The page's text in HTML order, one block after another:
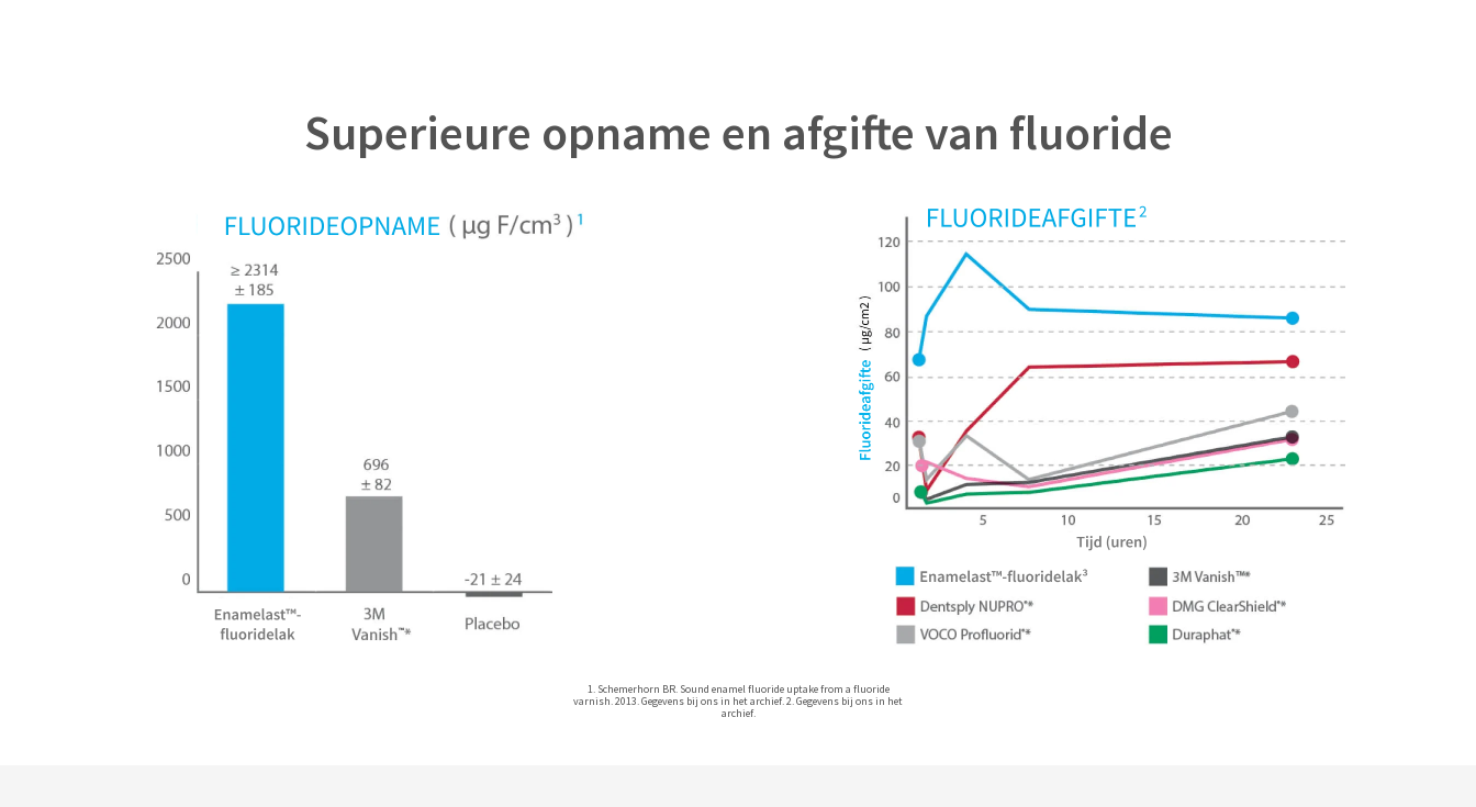
Superieure opname en afgifte van fluoride
1. Schemerhorn BR. Sound enamel fluoride uptake from a fluoride
varnish. 2013. Gegevens bij ons in het archief. 2. Gegevens bij ons in het
archief.